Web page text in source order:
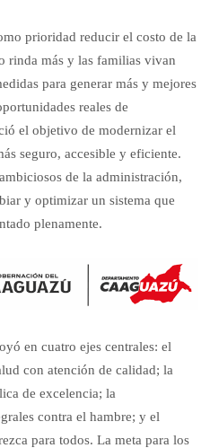
prioridad reducir el costo de la
rinda más y las familias vivan
para generar más y mejores
reales de
el objetivo de modernizar el
seguro, accesible y eficiente.
de la administración,
y optimizar un sistema que
plenamente.
en cuatro ejes centrales: el
con atención de calidad; la
de excelencia; la
contra el hambre; y el
para todos. La meta para los